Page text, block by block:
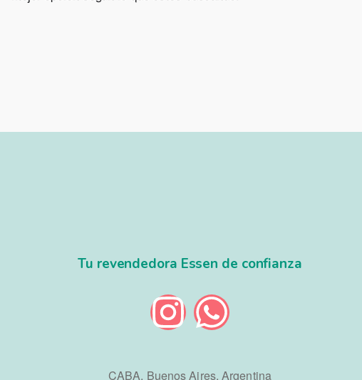
Tu revendedora Essen de confianza
CABA, Buenos Aires, Argentina